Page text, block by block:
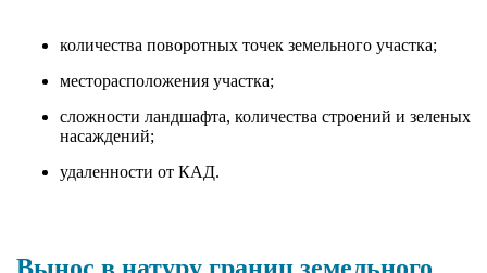
количества поворотных точек земельного участка;
месторасположения участка;
сложности ландшафта, количества строений и зеленых
насаждений;
удаленности от КАД.
Вынос в натуру границ земельного